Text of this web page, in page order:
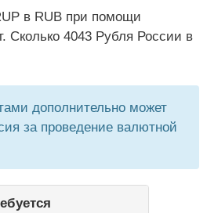
в RUB при помощи
Сколько 4043 Рубля России в
дополнительно может
за проведение валютной